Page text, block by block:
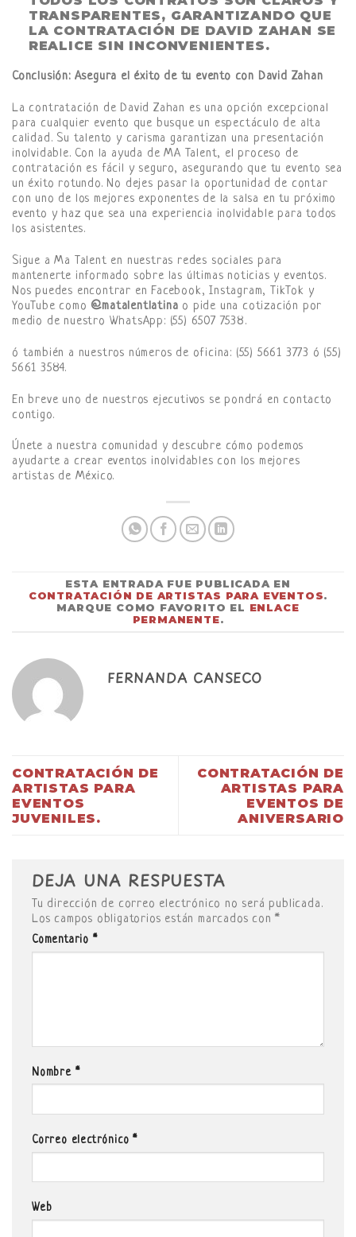
TRANSPARENTES, GARANTIZANDO QUE
LA CONTRATACIÓN DE DAVID ZAHAN SE
REALICE SIN INCONVENIENTES.
Conclusión: Asegura el éxito de tu evento con David Zahan
La contratación de David Zahan es una opción excepcional
para cualquier evento que busque un espectáculo de alta
calidad. Su talento y carisma garantizan una presentación
inolvidable. Con la ayuda de MA Talent, el proceso de
contratación es fácil y seguro, asegurando que tu evento sea
un éxito rotundo. No dejes pasar la oportunidad de contar
con uno de los mejores exponentes de la salsa en tu próximo
evento y haz que sea una experiencia inolvidable para todos
los asistentes.
Sigue a Ma Talent en nuestras redes sociales para
mantenerte informado sobre las últimas noticias y eventos.
Nos puedes encontrar en Facebook, Instagram, TikTok y
YouTube como @matalentlatina o pide una cotización por
medio de nuestro WhatsApp: (55) 6507 7538.
ó también a nuestros números de oficina: (55) 5661 3773 ó (55)
5661 3584.
En breve uno de nuestros ejecutivos se pondrá en contacto
contigo.
Únete a nuestra comunidad y descubre cómo podemos
ayudarte a crear eventos inolvidables con los mejores
artistas de México.
ESTA ENTRADA FUE PUBLICADA EN
CONTRATACIÓN DE ARTISTAS PARA EVENTOS.
MARQUE COMO FAVORITO EL ENLACE
PERMANENTE.
FERNANDA CANSECO
CONTRATACIÓN DE
ARTISTAS PARA
EVENTOS
JUVENILES.
CONTRATACIÓN DE
ARTISTAS PARA
EVENTOS DE
ANIVERSARIO
DEJA UNA RESPUESTA
Tu dirección de correo electrónico no será publicada.
Los campos obligatorios están marcados con*
Comentario *
Nombre *
Correo electrónico*
Web